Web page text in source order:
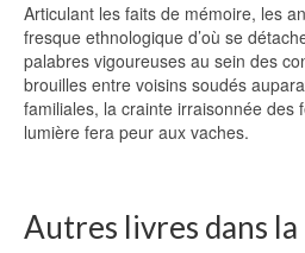
Articulant les faits de mémoire, les
fresque ethnologique d’où se
palabres vigoureuses au sein des
brouilles entre voisins soudés
familiales, la crainte irraisonnée des
lumière fera peur aux vaches.
Autres livres dans la